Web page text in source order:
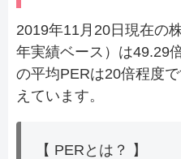
2019年11月20日現在の
年実績ベース）は49.29
の平均PERは20倍程度
えています。
【 PERとは？ 】